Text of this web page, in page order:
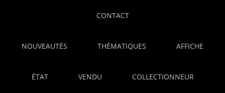
CONTACT
NOUVEAUTÉS THÉMATIQUES AFFICHE
ÉTAT VENDU COLLECTIONNEUR